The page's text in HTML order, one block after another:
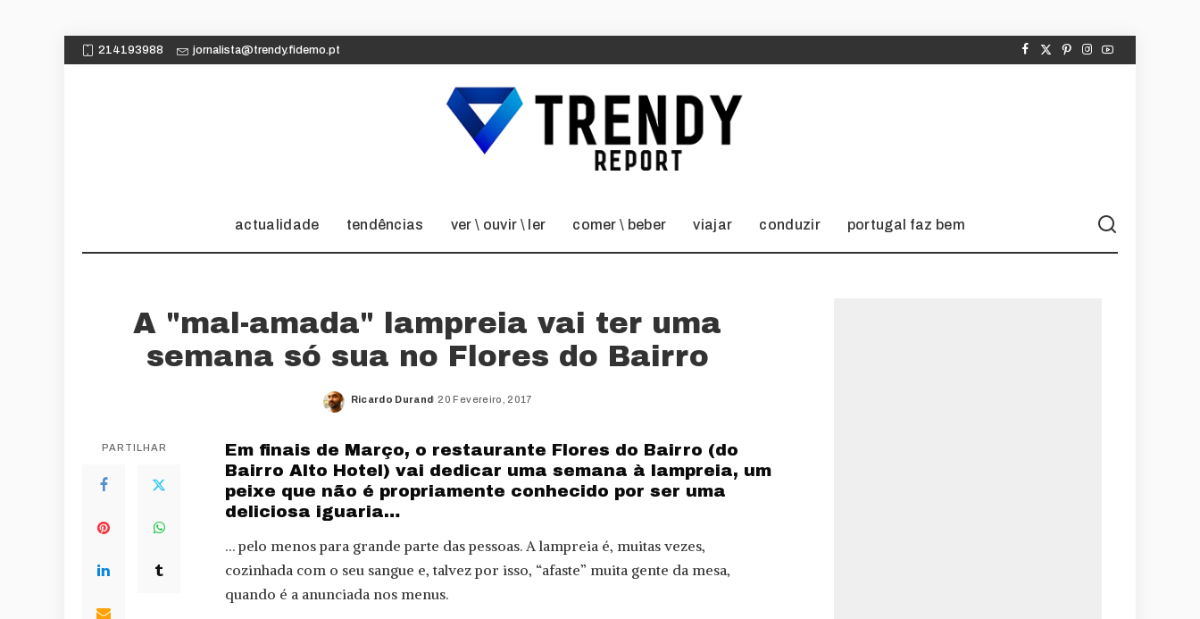
214193988 jornalista@trendy.fidemo.pt
actualidade tendências ver \ ouvir \ ler comer \ beber viajar conduzir portugal faz bem
A "mal-amada" lampreia vai ter uma
semana só sua no Flores do Bairro
Posted
Ricardo Durand 20 Fevereiro, 2017
PARTILHAR
Em finais de Março, o restaurante Flores do Bairro (do
Bairro Alto Hotel) vai dedicar uma semana à lampreia, um
peixe que não é propriamente conhecido por ser uma
deliciosa iguaria…
… pelo menos para grande parte das pessoas. A lampreia é, muitas vezes,
cozinhada com o seu sangue e, talvez por isso, “afaste” muita gente da mesa,
quando é a anunciada nos menus.